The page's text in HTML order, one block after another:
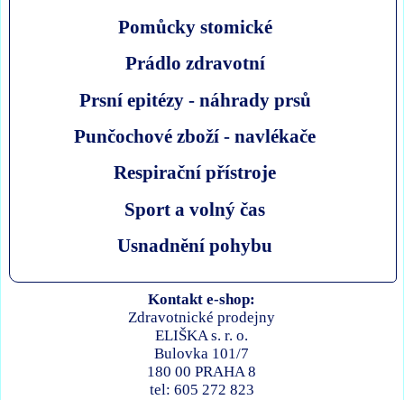
Pomůcky stomické
Prádlo zdravotní
Prsní epitézy - náhrady prsů
Punčochové zboží - navlékače
Respirační přístroje
Sport a volný čas
Usnadnění pohybu
Kontakt e-shop:
Zdravotnické prodejny
ELIŠKA s. r. o.
Bulovka 101/7
180 00 PRAHA 8
tel: 605 272 823